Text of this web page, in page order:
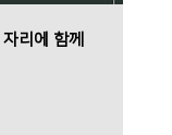
리에 함께